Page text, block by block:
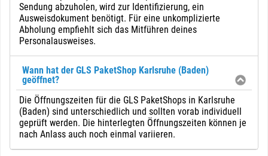
Sendung abzuholen, wird zur Identifizierung, ein
Ausweisdokument benötigt. Für eine unkomplizierte
Abholung empfiehlt sich das Mitführen deines
Personalausweises.
Wann hat der GLS PaketShop Karlsruhe (Baden)
geöffnet?
Die Öffnungszeiten für die GLS PaketShops in Karlsruhe
(Baden) sind unterschiedlich und sollten vorab individuell
geprüft werden. Die hinterlegten Öffnungszeiten können je
nach Anlass auch noch einmal variieren.